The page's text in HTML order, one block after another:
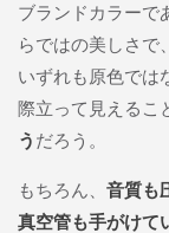
ブランドカラーで
らではの美しさで
いずれも原色では
際立って見えるこ
う だろう。
もちろん、 音質も
真空管も手がけて